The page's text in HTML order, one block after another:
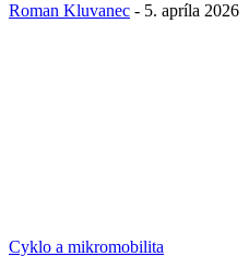
Roman Kluvanec - 5. apríla 2026
Cyklo a mikromobilita